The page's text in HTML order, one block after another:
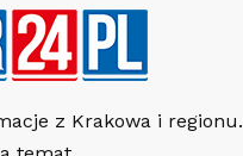
z Krakowa i regionu.